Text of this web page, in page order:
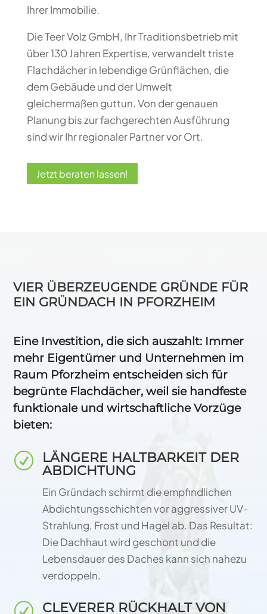
Ihrer Immobilie.
Die Teer Volz GmbH, Ihr Traditionsbetrieb mit
über 130 Jahren Expertise, verwandelt triste
Flachdächer in lebendige Grünflächen, die
dem Gebäude und der Umwelt
gleichermaßen guttun. Von der genauen
Planung bis zur fachgerechten Ausführung
sind wir Ihr regionaler Partner vor Ort.
Jetzt beraten lassen!
VIER ÜBERZEUGENDE GRÜNDE FÜR
EIN GRÜNDACH IN PFORZHEIM
Eine Investition, die sich auszahlt: Immer
mehr Eigentümer und Unternehmen im
Raum Pforzheim entscheiden sich für
begrünte Flachdächer, weil sie handfeste
funktionale und wirtschaftliche Vorzüge
bieten:
R
LÄNGERE HALTBARKEIT DER
ABDICHTUNG
Ein Gründach schirmt die empfindlichen
Abdichtungsschichten vor aggressiver UV-
Strahlung, Frost und Hagel ab. Das Resultat:
Die Dachhaut wird geschont und die
Lebensdauer des Daches kann sich nahezu
verdoppeln.
CLEVERER RÜCKHALT VON